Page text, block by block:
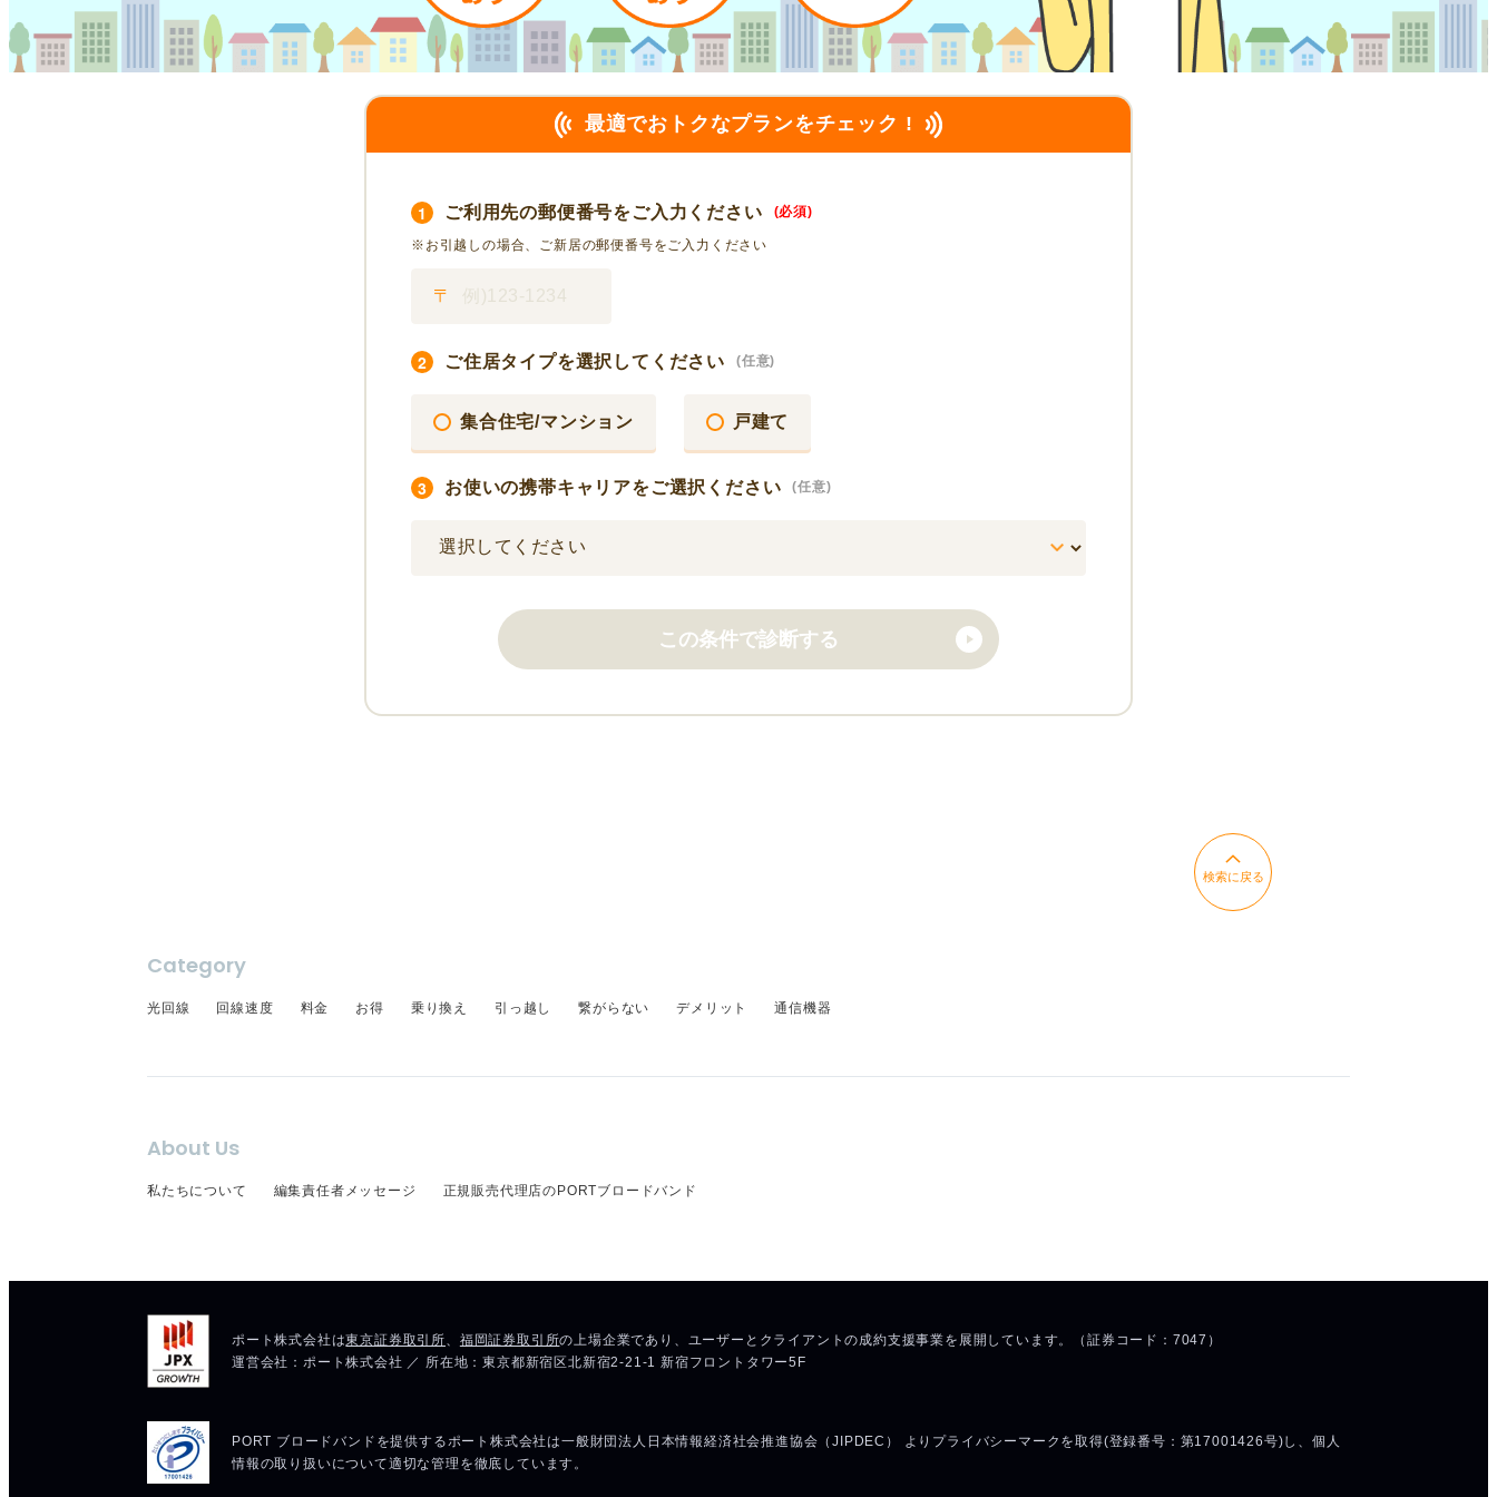
検索に戻る
Category
光回線 回線速度 料金 お得 乗り換え 引っ越し 繋がらない デメリット 通信機器
About Us
私たちについて 編集責任者メッセージ 正規販売代理店のPORTブロードバンド